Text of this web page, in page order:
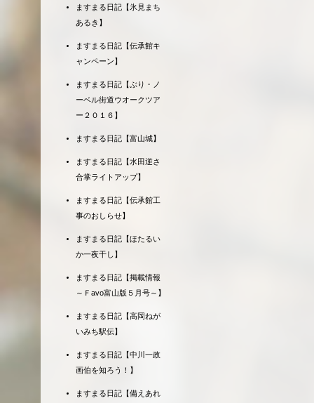
ますまる日記【氷見まち
あるき】
ますまる日記【伝承館キ
ャンペーン】
ますまる日記【ぶり・ノ
ーベル街道ウオークツア
ー２０１６】
ますまる日記【富山城】
ますまる日記【水田逆さ
合掌ライトアップ】
ますまる日記【伝承館工
事のおしらせ】
ますまる日記【ほたるい
か一夜干し】
ますまる日記【掲載情報
～Ｆavo富山版５月号～】
ますまる日記【高岡ねが
いみち駅伝】
ますまる日記【中川一政
画伯を知ろう！】
ますまる日記【備えあれ